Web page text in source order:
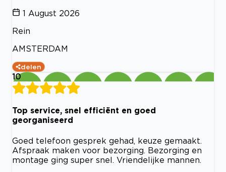
1 August 2026
Rein
AMSTERDAM
delen
10
Top service, snel efficiënt en goed
georganiseerd
Goed telefoon gesprek gehad, keuze gemaakt.
Afspraak maken voor bezorging. Bezorging en
montage ging super snel. Vriendelijke mannen.